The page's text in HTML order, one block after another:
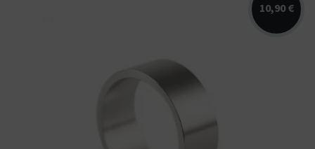
10,90 €